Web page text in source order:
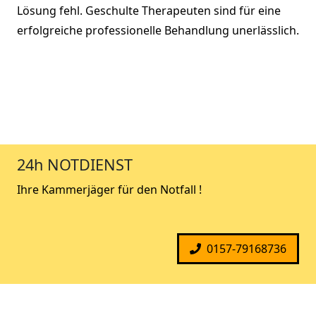
Lösung fehl. Geschulte Therapeuten sind für eine
erfolgreiche professionelle Behandlung unerlässlich.
24h NOTDIENST
Ihre Kammerjäger für den Notfall !
0157-79168736